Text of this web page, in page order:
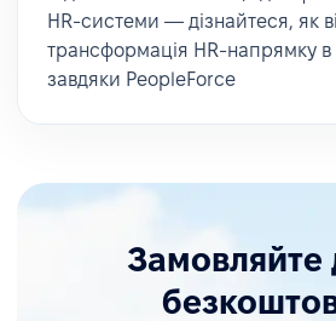
HR-системи — дізнайтеся, як
трансформація HR-напрямку в
завдяки PeopleForce
Замовляйте